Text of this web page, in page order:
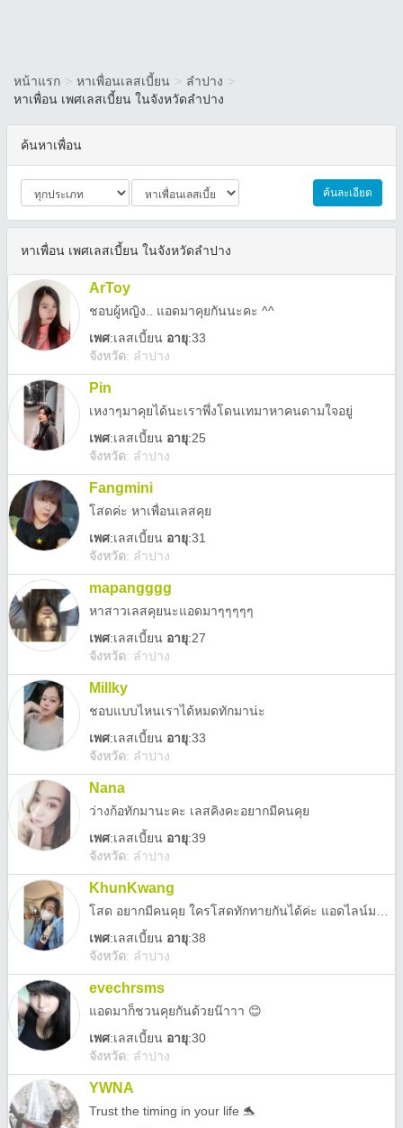
หน้าแรก > หาเพื่อนเลสเบี้ยน > ลำปาง >
หาเพื่อน เพศเลสเบี้ยน ในจังหวัดลำปาง
ค้นหาเพื่อน
ค้นละเอียด
หาเพื่อน เพศเลสเบี้ยน ในจังหวัดลำปาง
ArToy
ชอบผู้หญิง.. แอดมาคุยกันนะคะ ^^
เพศ:เลสเบี้ยน อายุ:33
จังหวัด: ลำปาง
Pin
เหงาๆมาคุยได้นะเราพึ่งโดนเทมาหาคนดามใจอยู่
เพศ:เลสเบี้ยน อายุ:25
จังหวัด: ลำปาง
Fangmini
โสดค่ะ หาเพื่อนเลสคุย
เพศ:เลสเบี้ยน อายุ:31
จังหวัด: ลำปาง
mapangggg
หาสาวเลสคุยนะแอดมาๆๆๆๆๆ
เพศ:เลสเบี้ยน อายุ:27
จังหวัด: ลำปาง
Millky
ชอบแบบไหนเราได้หมดทักมาน่ะ
เพศ:เลสเบี้ยน อายุ:33
จังหวัด: ลำปาง
Nana
ว่างก้อทักมานะคะ เลสคิงคะอยากมีคนคุย
เพศ:เลสเบี้ยน อายุ:39
จังหวัด: ลำปาง
KhunKwang
เพศ:เลสเบี้ยน อายุ:38
จังหวัด: ลำปาง
evechrsms
แอดมาก็ชวนคุยกันด้วยน๊าาา 😊
เพศ:เลสเบี้ยน อายุ:30
จังหวัด: ลำปาง
YWNA
Trust the timing in your life 🐬